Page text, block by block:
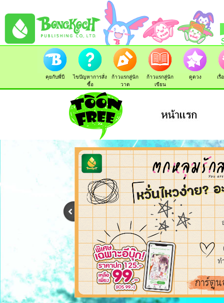
คุยกับพี่บี
ไขปัญหาการสั่ง
ซื้อ
ก้าวแรกสู่นัก
วาด
ก้าวแรกสู่นัก
เขียน
ดูดวง เรื่